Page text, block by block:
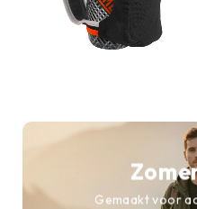
Gemaakt voor